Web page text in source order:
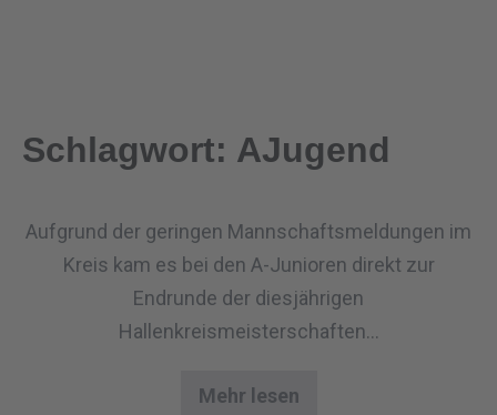
Schlagwort: AJugend
Aufgrund der geringen Mannschaftsmeldungen im
Kreis kam es bei den A-Junioren direkt zur
Endrunde der diesjährigen
Hallenkreismeisterschaften…
Mehr lesen